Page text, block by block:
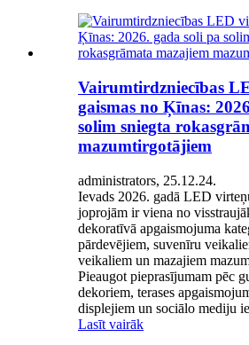
Vairumtirdzniecības
gaismas no Ķīnas:
solim sniegta
mazumtirgotājiem
administrators, 25.12.24.
Ievads 2026. gadā LED
joprojām ir viena no
dekoratīvā apgaismojuma
pārdevējiem, suvenīru
veikaliem un mazajiem
Pieaugot pieprasījumam pēc
dekoriem, terases
displejiem un sociālo mediju
Lasīt vairāk